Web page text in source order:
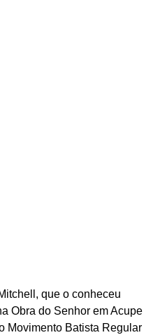
que o conheceu
Obra do Senhor em Acupe
Movimento Batista Regular